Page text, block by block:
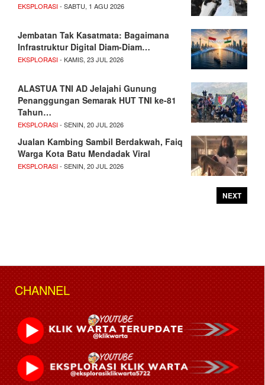
EKSPLORASI- SABTU, 1 AGU 2026
Jembatan Tak Kasatmata: Bagaimana
Infrastruktur Digital Diam-Diam…
EKSPLORASI- KAMIS, 23 JUL 2026
ALASTUA TNI AD Jelajahi Gunung
Penanggungan Semarak HUT TNI ke-81
Tahun…
EKSPLORASI- SENIN, 20 JUL 2026
Jualan Kambing Sambil Berdakwah, Faiq
Warga Kota Batu Mendadak Viral
EKSPLORASI- SENIN, 20 JUL 2026
NEXT
CHANNEL